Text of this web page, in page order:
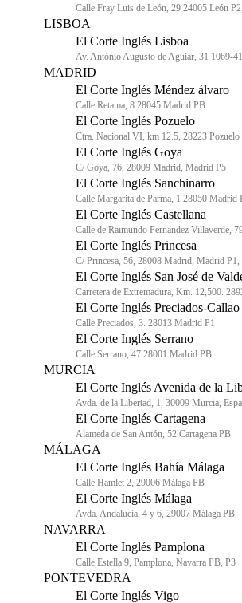
Calle Fray Luis de León, 29 24005 León
LISBOA
El Corte Inglés Lisboa
Av. António Augusto de Aguiar, 31 1069-
MADRID
El Corte Inglés Méndez álvaro
Calle Retama, 8 28045 Madrid PB
El Corte Inglés Pozuelo
Ctra. Nacional VI, km 12.5, 28223
El Corte Inglés Goya
C/ Goya, 76, 28009 Madrid, Madrid P5
El Corte Inglés Sanchinarro
Calle Margarita de Parma, 1 28050 Madrid
El Corte Inglés Castellana
Calle de Raimundo Fernández Villaverde,
El Corte Inglés Princesa
C/ Princesa, 56, 28008 Madrid, Madrid P1,
El Corte Inglés San José de
Carretera de Extremadura, Km. 12,500.
El Corte Inglés Preciados-Callao
Calle Preciados, 3. 28013 Madrid P1
El Corte Inglés Serrano
Calle Serrano, 47 28001 Madrid PB
MURCIA
El Corte Inglés Avenida de la
Avda. de la Libertad, 1, 30009 Murcia,
El Corte Inglés Cartagena
Alameda de San Antón, 52 Cartagena PB
MÁLAGA
El Corte Inglés Bahía Málaga
Calle Hamlet 2, 29006 Málaga PB
El Corte Inglés Málaga
Avda. Andalucía, 4 y 6, 29007 Málaga PB
NAVARRA
El Corte Inglés Pamplona
Calle Estella 9, Pamplona, Navarra PB, P3
PONTEVEDRA
El Corte Inglés Vigo